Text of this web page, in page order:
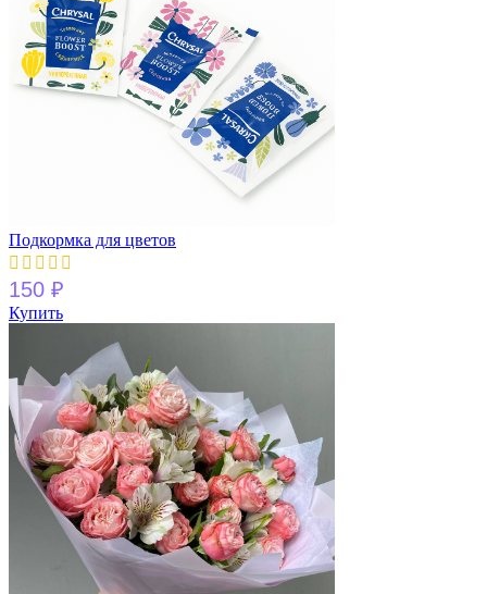
Подкормка для цветов
150 ₽
Купить